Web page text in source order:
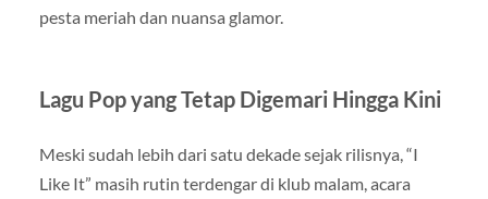
pesta meriah dan nuansa glamor.
Lagu Pop yang Tetap Digemari Hingga Kini
Meski sudah lebih dari satu dekade sejak rilisnya, “I
Like It” masih rutin terdengar di klub malam, acara